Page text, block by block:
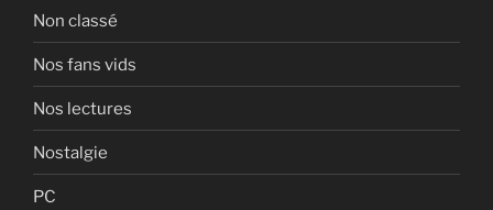
Non classé
Nos fans vids
Nos lectures
Nostalgie
PC